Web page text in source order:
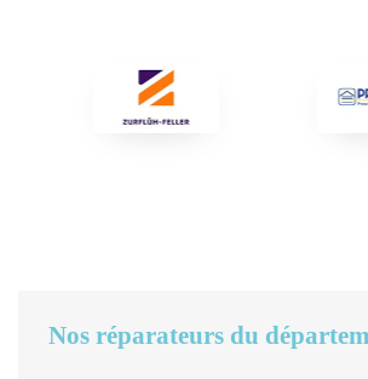
Nos réparateurs du